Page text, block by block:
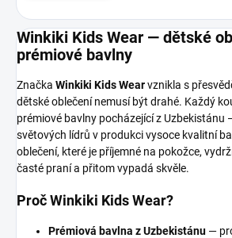
Winkiki Kids Wear — dětské
prémiové bavlny
Značka Winkiki Kids Wearvznikla s
dětské oblečení nemusí být drahé. Každý
prémiové bavlny pocházející z Uzbekistánu
světových lídrů v produkci vysoce kvalitní
oblečení, které je příjemné na pokožce,
časté praní a přitom vypadá skvěle.
Proč Winkiki Kids Wear?
Prémiová bavlna z Uzbekistánu —